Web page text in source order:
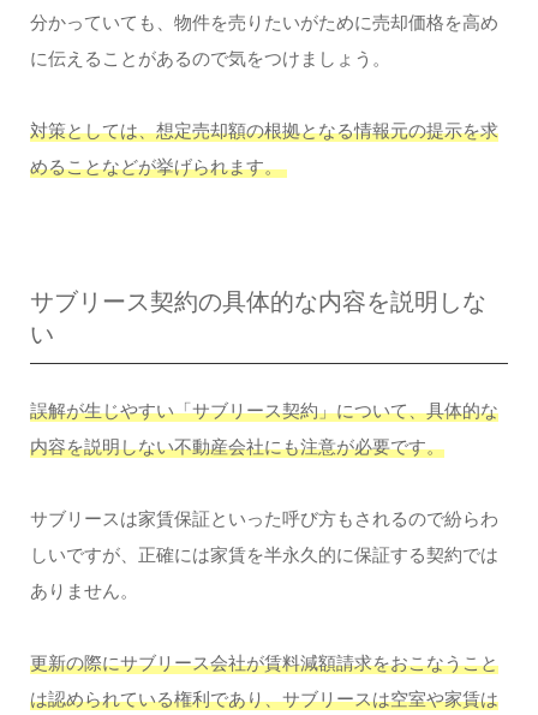
分かっていても、物件を売りたいがために売却価格を高め
に伝えることがあるので気をつけましょう。
対策としては、想定売却額の根拠となる情報元の提示を求
めることなどが挙げられます。
サブリース契約の具体的な内容を説明しな
い
誤解が生じやすい「サブリース契約」について、具体的な
内容を説明しない不動産会社にも注意が必要です。
サブリースは家賃保証といった呼び方もされるので紛らわ
しいですが、正確には家賃を半永久的に保証する契約では
ありません。
更新の際にサブリース会社が賃料減額請求をおこなうこと
は認められている権利であり、サブリースは空室や家賃は